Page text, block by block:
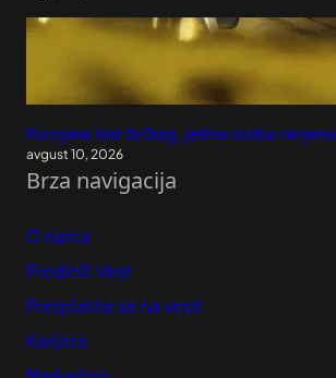
Pucnjava kod Brčkog, jedna osoba ranjena
avgust 10, 2026
Brza navigacija
O nama
Predloži Vest
Pretplatite se na vesti
Karijera